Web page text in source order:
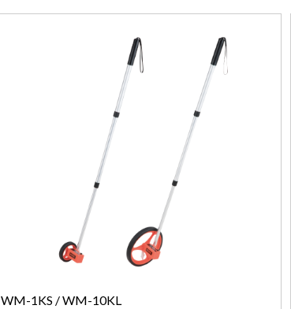
WM-1KS / WM-10KL